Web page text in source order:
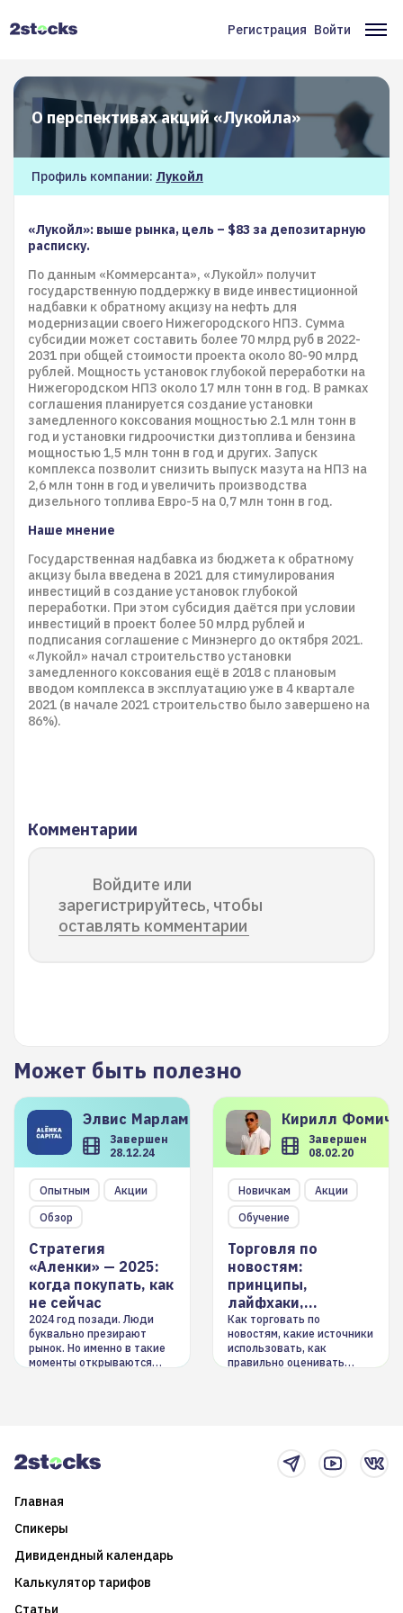
Меню
учётной
записи
пользователя
Регистрация Войти
О перспективах акций «Лукойла»
Профиль компании: Лукойл
«Лукойл»: выше рынка, цель – $83 за депозитарную
расписку.
По данным «Коммерсанта», «Лукойл» получит
государственную поддержку в виде инвестиционной
надбавки к обратному акцизу на нефть для
модернизации своего Нижегородского НПЗ. Сумма
субсидии может составить более 70 млрд руб в 2022-
2031 при общей стоимости проекта около 80-90 млрд
рублей. Мощность установок глубокой переработки на
Нижегородском НПЗ около 17 млн тонн в год. В рамках
соглашения планируется создание установки
замедленного коксования мощностью 2.1 млн тонн в
год и установки гидроочистки дизтоплива и бензина
мощностью 1,5 млн тонн в год и других. Запуск
комплекса позволит снизить выпуск мазута на НПЗ на
2,6 млн тонн в год и увеличить производства
дизельного топлива Евро-5 на 0,7 млн тонн в год.
Наше мнение
Государственная надбавка из бюджета к обратному
акцизу была введена в 2021 для стимулирования
инвестиций в создание установок глубокой
переработки. При этом субсидия даётся при условии
инвестиций в проект более 50 млрд рублей и
подписания соглашение с Минэнерго до октября 2021.
«Лукойл» начал строительство установки
замедленного коксования ещё в 2018 с плановым
вводом комплекса в эксплуатацию уже в 4 квартале
2021 (в начале 2021 строительство было завершено на
86%).
Комментарии
Войдите или
зарегистрируйтесь, чтобы
оставлять комментарии
Может быть полезно
Элвис Марламов
Завершен
28.12.24
Опытным
Акции
Обзор
Стратегия
«Аленки» — 2025:
когда покупать, как
не сейчас
2024 год позади. Люди
буквально презирают
рынок. Но именно в такие
моменты открываются
Кирилл
Завершен
08.02.20
Новичкам
Акции
Обучение
Торговля по
новостям:
принципы,
лайфхаки,
инструменты
Как торговать по
новостям, какие источники
использовать, как
правильно оценивать
Главная
Спикеры
Дивидендный календарь
Калькулятор тарифов
Статьи